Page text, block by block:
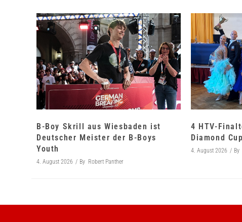
B-Boy Skrill aus Wiesbaden ist
Deutscher Meister der B-Boys
Youth
4. August 2026 By Robert Panther
4 HTV-
Diamond
4. August 2026 By